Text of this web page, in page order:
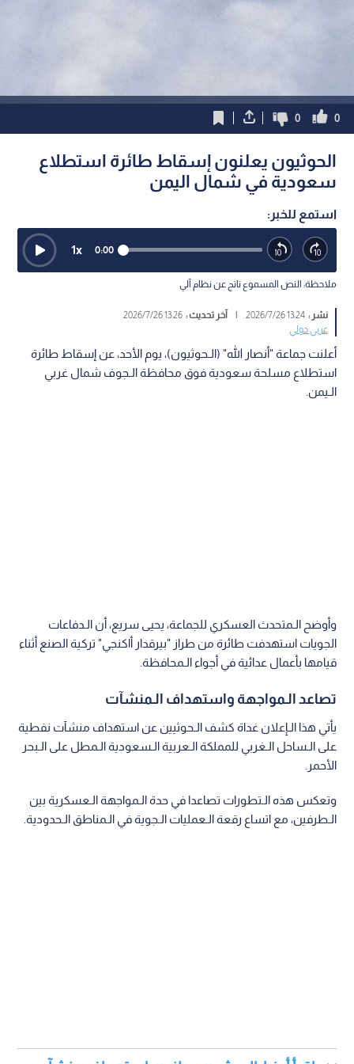
0
0
الحوثيون يعلنون إسقاط طائرة استطلاع
سعودية في شمال اليمن
استمع للخبر:
0:00
1x
ملاحظة: النص المسموع ناتج عن نظام آلي
نشر :13:24 2026/7/26
| آخر تحديث :13:26 2026/7/26
عربي دولي
أعلنت جماعة "أنصار الله" (الـحوثيون)، يوم الأحد، عن إسقاط طائرة
استطلاع مسلحة سعودية فوق محافظة الـجوف شمال غربي
الـيمن.
وأوضح الـمتحدث العسكري للجماعة، يحيى سريع، أن الـدفاعات
الجويات استهدفت طائرة من طراز "بيرقدار أاكنجي" تركية الصنع أثناء
قيامها بأعمال عدائية في أجواء الـمحافظة.
تصاعد الـمواجهة واستهداف الـمنشآت
يأتي هذا الـإعلان غداة كشف الـحوثيين عن استهداف منشآت نفطية
على الـساحل الـغربي للمملكة الـعربية الـسعودية الـمطل على الـبحر
الأحمر.
وتعكس هذه الـتطورات تصاعدا في حدة الـمواجهة الـعسكرية بين
الـطرفين، مع اتساع رقعة الـعمليات الـجوية في الـمناطق الـحدودية.